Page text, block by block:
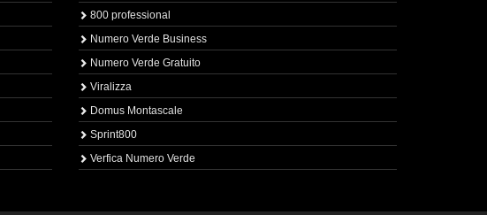
800 professional
Numero Verde Business
Numero Verde Gratuito
Viralizza
Domus Montascale
Sprint800
Verfica Numero Verde